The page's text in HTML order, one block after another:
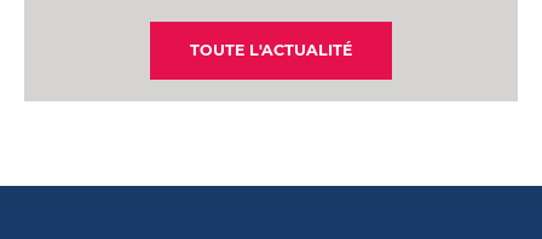
TOUTE L'ACTUALITÉ